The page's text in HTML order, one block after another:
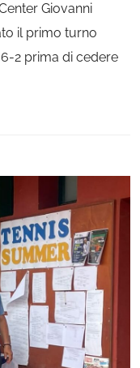
Giovanni
il primo turno
2 prima di cedere